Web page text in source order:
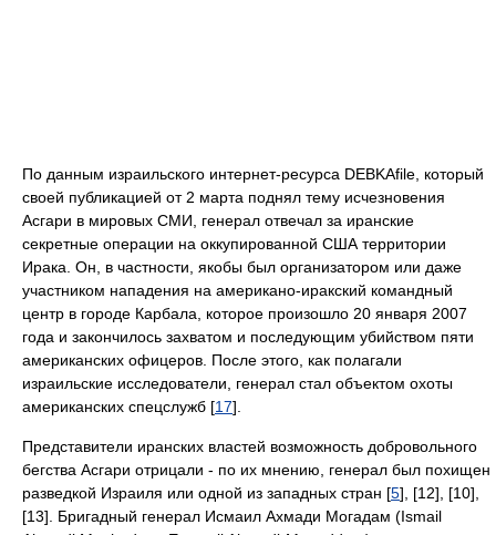
По данным израильского интернет-ресурса DEBKAfile, который
своей публикацией от 2 марта поднял тему исчезновения
Асгари в мировых СМИ, генерал отвечал за иранские
секретные операции на оккупированной США территории
Ирака. Он, в частности, якобы был организатором или даже
участником нападения на американо-иракский командный
центр в городе Карбала, которое произошло 20 января 2007
года и закончилось захватом и последующим убийством пяти
американских офицеров. После этого, как полагали
израильские исследователи, генерал стал объектом охоты
американских спецслужб [17].
Представители иранских властей возможность добровольного
бегства Асгари отрицали - по их мнению, генерал был похищен
разведкой Израиля или одной из западных стран [5], [12], [10],
[13]. Бригадный генерал Исмаил Ахмади Могадам (Ismail